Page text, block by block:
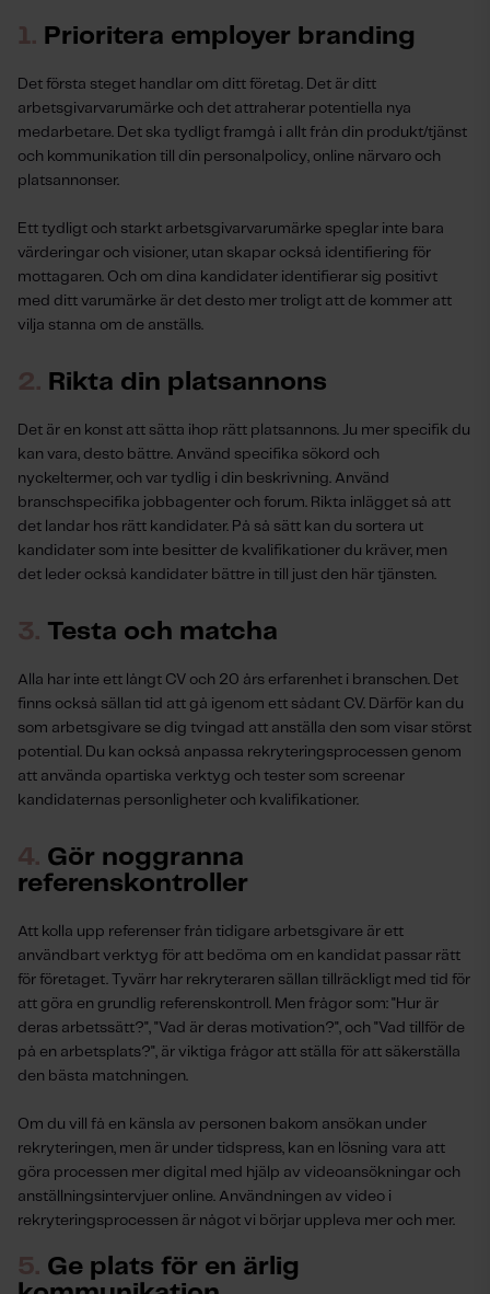
1. Prioritera employer branding
Det första steget handlar om ditt företag. Det är ditt
arbetsgivarvarumärke och det attraherar potentiella nya
medarbetare. Det ska tydligt framgå i allt från din produkt/tjänst
och kommunikation till din personalpolicy, online närvaro och
platsannonser.
Ett tydligt och starkt arbetsgivarvarumärke speglar inte bara
värderingar och visioner, utan skapar också identifiering för
mottagaren. Och om dina kandidater identifierar sig positivt
med ditt varumärke är det desto mer troligt att de kommer att
vilja stanna om de anställs.
2. Rikta din platsannons
Det är en konst att sätta ihop rätt platsannons. Ju mer specifik du
kan vara, desto bättre. Använd specifika sökord och
nyckeltermer, och var tydlig i din beskrivning. Använd
branschspecifika jobbagenter och forum. Rikta inlägget så att
det landar hos rätt kandidater. På så sätt kan du sortera ut
kandidater som inte besitter de kvalifikationer du kräver, men
det leder också kandidater bättre in till just den här tjänsten.
3. Testa och matcha
Alla har inte ett långt CV och 20 års erfarenhet i branschen. Det
finns också sällan tid att gå igenom ett sådant CV. Därför kan du
som arbetsgivare se dig tvingad att anställa den som visar störst
potential. Du kan också anpassa rekryteringsprocessen genom
att använda opartiska verktyg och tester som screenar
kandidaternas personligheter och kvalifikationer.
4. Gör noggranna
referenskontroller
Att kolla upp referenser från tidigare arbetsgivare är ett
användbart verktyg för att bedöma om en kandidat passar rätt
för företaget. Tyvärr har rekryteraren sällan tillräckligt med tid för
att göra en grundlig referenskontroll. Men frågor som: "Hur är
deras arbetssätt?", "Vad är deras motivation?", och "Vad tillför de
på en arbetsplats?", är viktiga frågor att ställa för att säkerställa
den bästa matchningen.
Om du vill få en känsla av personen bakom ansökan under
rekryteringen, men är under tidspress, kan en lösning vara att
göra processen mer digital med hjälp av videoansökningar och
anställningsintervjuer online. Användningen av video i
rekryteringsprocessen är något vi börjar uppleva mer och mer.
5. Ge plats för en ärlig